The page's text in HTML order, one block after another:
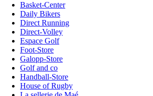
Basket-Center
Daily Bikers
Direct Running
Direct-Volley
Espace Golf
Foot-Store
Galopp-Store
Golf and co
Handball-Store
House of Rugby